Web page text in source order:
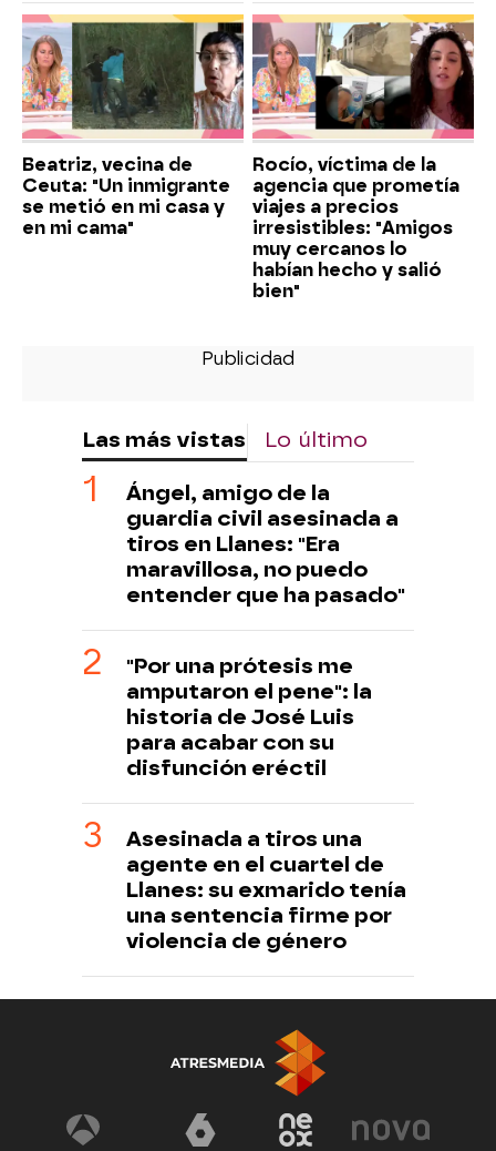
Beatriz, vecina de
Ceuta: "Un inmigrante
se metió en mi casa y
en mi cama"
Rocío, víctima de la
agencia que prometía
viajes a precios
irresistibles: "Amigos
muy cercanos lo
habían hecho y salió
bien"
Las más vistas Lo último
Ángel, amigo de la
guardia civil asesinada a
tiros en Llanes: "Era
maravillosa, no puedo
entender que ha pasado"
"Por una prótesis me
amputaron el pene": la
historia de José Luis
para acabar con su
disfunción eréctil
Asesinada a tiros una
agente en el cuartel de
Llanes: su exmarido tenía
una sentencia firme por
violencia de género